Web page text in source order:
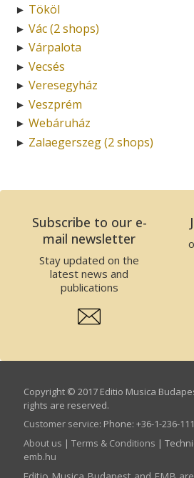
► Tököl
► Vác (2 shops)
► Várpalota
► Vecsés
► Veresegyház
► Veszprém
► Webáruház
► Zalaegerszeg (2 shops)
Subscribe to our e-
mail newsletter
Stay updated on the
latest news and
publications
Copyright © 2017 Editio Musica
rights are reserved.
Customer service: Phone: +36-1-236-
About us | Terms & Conditions |
emb.hu